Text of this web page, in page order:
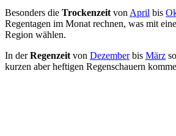
Besonders die Trockenzeit von April bis
Regentagen im Monat rechnen, was mit
Region wählen.
In derRegenzeit von Dezemberbis März
kurzen aber heftigen Regenschauern